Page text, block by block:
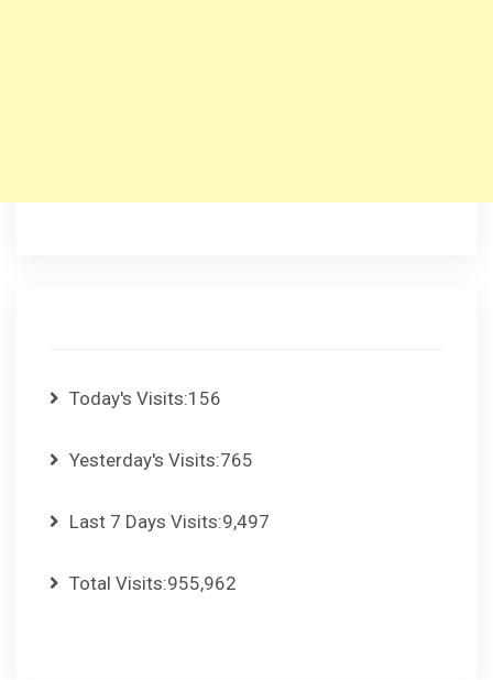
Today's Visits:156
Yesterday's Visits:765
Last 7 Days Visits:9,497
Total Visits:955,962